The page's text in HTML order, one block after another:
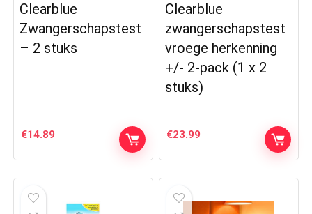
Clearblue
Zwangerschapstest
– 2 stuks
€14.89
Clearblue
zwangerschapstest
vroege herkenning
+/- 2-pack (1 x 2
stuks)
€23.99